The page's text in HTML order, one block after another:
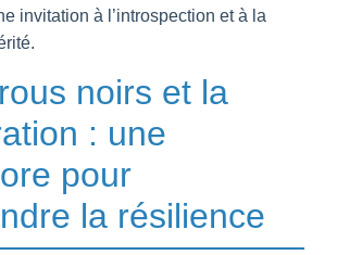
invitation à l’introspection et à la
noirs et la
: une
pour
la résilience